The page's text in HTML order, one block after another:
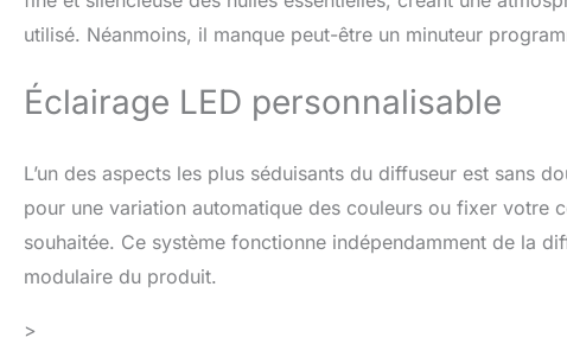
utilisé. Néanmoins, il manque peut-être un minuteur
Éclairage LED personnalisable
L’un des aspects les plus séduisants du diffuseur est sans
pour une variation automatique des couleurs ou fixer votre
souhaitée. Ce système fonctionne indépendamment de la
modulaire du produit.
>